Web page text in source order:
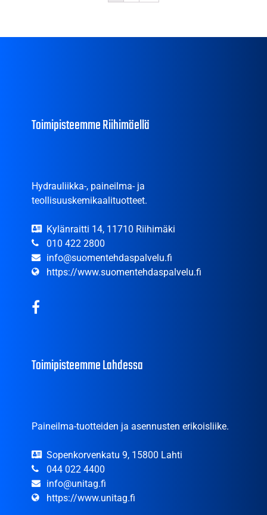
Toimipisteemme Riihimäellä
Hydrauliikka-, paineilma- ja
teollisuuskemikaalituotteet.
Kylänraitti 14, 11710 Riihimäki
010 422 2800
info@suomentehdaspalvelu.fi
https://www.suomentehdaspalvelu.fi
Toimipisteemme Lahdessa
Paineilma-tuotteiden ja asennusten erikoisliike.
Sopenkorvenkatu 9, 15800 Lahti
044 022 4400
info@unitag.fi
https://www.unitag.fi